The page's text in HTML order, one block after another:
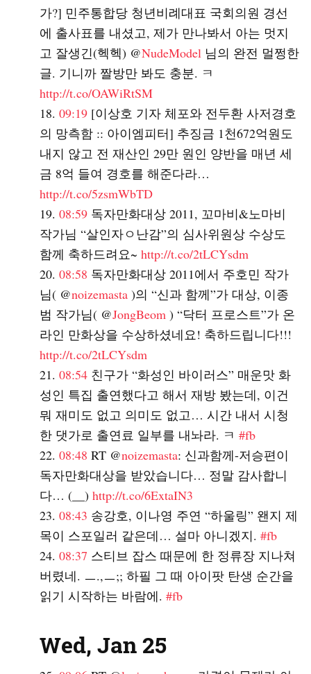
가?] 민주통합당 청년비례대표 국회의원 경선
에 출사표를 내셨고, 제가 만나봐서 아는 멋지
고 잘생긴(헥헥) @NudeModel 님의 완전 멀쩡한
글. 기니까 짤방만 봐도 충분. ㅋ
http://t.co/OAWiRtSM
09:19 [이상호 기자 체포와 전두환 사저경호
의 망측함 :: 아이엠피터] 추징금 1천672억원도
내지 않고 전 재산인 29만 원인 양반을 매년 세
금 8억 들여 경호를 해준다라…
http://t.co/5zsmWbTD
08:59 독자만화대상 2011, 꼬마비&노마비
작가님 “살인자ㅇ난감”의 심사위원상 수상도
함께 축하드려요~ http://t.co/2tLCYsdm
08:58 독자만화대상 2011에서 주호민 작가
님( @noizemasta )의 “신과 함께”가 대상, 이종
범 작가님( @JongBeom ) “닥터 프로스트”가 온
라인 만화상을 수상하셨네요! 축하드립니다!!!
http://t.co/2tLCYsdm
08:54 친구가 “화성인 바이러스” 매운맛 화
성인 특집 출연했다고 해서 재방 봤는데, 이건
뭐 재미도 없고 의미도 없고… 시간 내서 시청
한 댓가로 출연료 일부를 내놔라. ㅋ #fb
08:48 RT @noizemasta: 신과함께-저승편이
독자만화대상을 받았습니다… 정말 감사합니
다… (__) http://t.co/6ExtaIN3
08:43 송강호, 이나영 주연 “하울링” 왠지 제
목이 스포일러 같은데… 설마 아니겠지. #fb
08:37 스티브 잡스 때문에 한 정류장 지나쳐
버렸네. ㅡ.,ㅡ;; 하필 그 때 아이팟 탄생 순간을
읽기 시작하는 바람에. #fb
Wed, Jan 25